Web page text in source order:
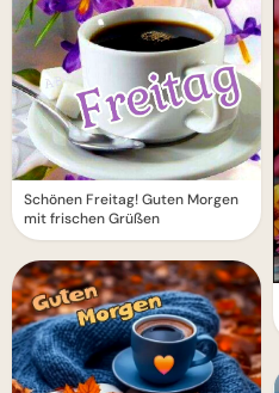
Schönen Freitag! Guten Morgen
mit frischen Grüßen